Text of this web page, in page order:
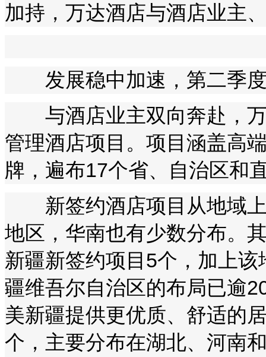
加持，万达酒店与酒店业主
发展稳中加速，第二季度
与酒店业主双向奔赴，万
管理酒店项目。项目涵盖高
牌，遍布17个省、自治区和
新签约酒店项目从地域上
地区，华南也有少数分布。
新疆新签约项目5个，加上
疆维吾尔自治区的布局已逾
美新疆提供更优质、舒适的
个，主要分布在湖北、河南